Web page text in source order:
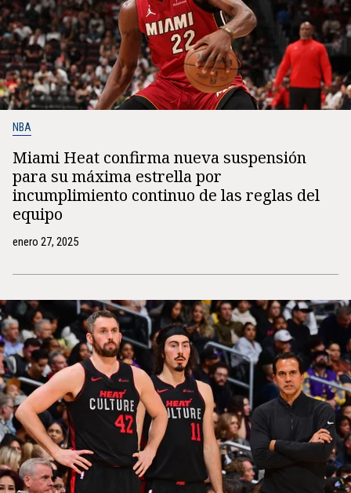
NBA
Miami Heat confirma nueva suspensión
para su máxima estrella por
incumplimiento continuo de las reglas del
equipo
enero 27, 2025